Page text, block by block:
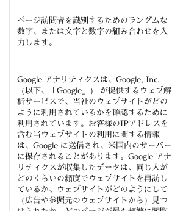
ページ訪問者を識別するためのランダムな
数字、または文字と数字の組み合わせを入
力します。
Google アナリティクスは、Google, Inc.
（以下、「Google」） が提供するウェブ解
析サービスで、当社のウェブサイトがどの
ように利用されているかを確認するために
利用されています。お客様のIPアドレスを
含む当ウェブサイトの利用に関する情報
は、Google に送信され、米国内のサーバー
に保存されることがあります。Google アナ
リティクスが収集したデータは、同じ人が
どのくらいの頻度でウェブサイトを再訪し
ているか、ウェブサイトがどのようにして
（広告や参照元のウェブサイトから）見つ